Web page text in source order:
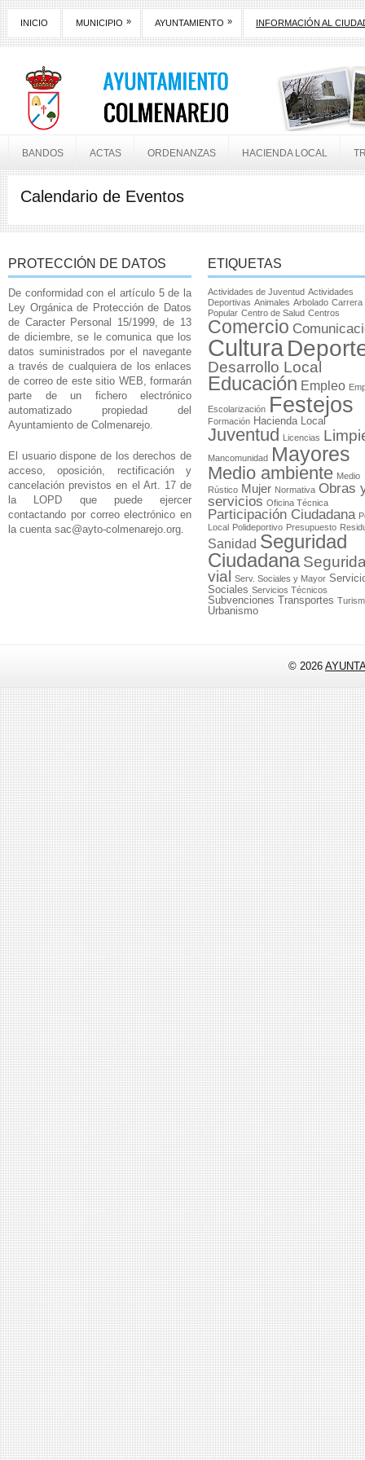
INICIO MUNICIPIO » AYUNTAMIENTO » INFORMACIÓN AL
BANDOS ACTAS ORDENANZAS HACIENDA LOCAL
Calendario de Eventos
PROTECCIÓN DE DATOS
De conformidad con el artículo 5 de la
Ley Orgánica de Protección de Datos
de Caracter Personal 15/1999, de 13
de diciembre, se le comunica que los
datos suministrados por el navegante
a través de cualquiera de los enlaces
de correo de este sitio WEB, formarán
parte de un fichero electrónico
automatizado propiedad del
Ayuntamiento de Colmenarejo.
El usuario dispone de los derechos de
acceso, oposición, rectificación y
cancelación previstos en el Art. 17 de
la LOPD que puede ejercer
contactando por correo electrónico en
la cuenta sac@ayto-colmenarejo.org.
ETIQUETAS
Actividades de Juventud Actividades
Deportivas Animales Arbolado Carrera
Popular Centro de Salud Centros
Comercio
Cultura
Desarrollo Local
Educación Empleo
Escolarización Festejos
Formación Hacienda Local
Juventud Licencias
Mancomunidad Mayores
Medio ambiente Medio
Rústico Mujer Normativa Obras
servicios Oficina Técnica
Participación Ciudadana
Local Polideportivo Presupuesto
Sanidad Seguridad
Ciudadana
vial
Serv. Sociales y Mayor
Sociales Servicios Técnicos
Subvenciones Transportes
Urbanismo
© 2026